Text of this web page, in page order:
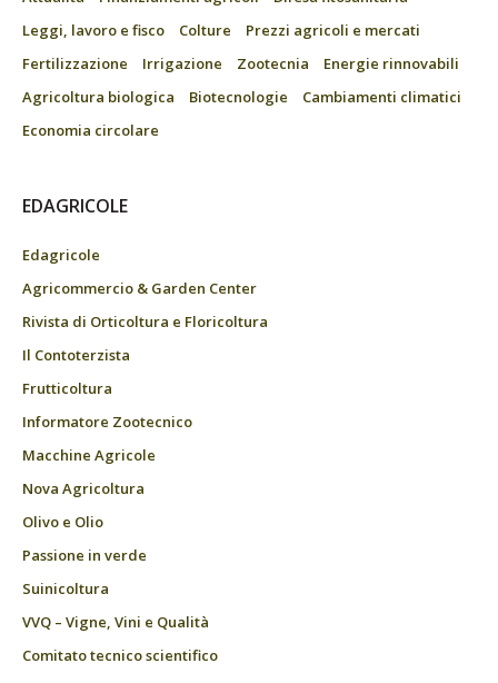
Leggi, lavoro e fisco
Colture
Prezzi agricoli e mercati
Fertilizzazione
Irrigazione Zootecnia
Energie rinnovabili
Agricoltura biologica
Biotecnologie
Cambiamenti climatici
Economia circolare
EDAGRICOLE
Edagricole
Agricommercio & Garden Center
Rivista di Orticoltura e Floricoltura
Il Contoterzista
Frutticoltura
Informatore Zootecnico
Macchine Agricole
Nova Agricoltura
Olivo e Olio
Passione in verde
Suinicoltura
VVQ – Vigne, Vini e Qualità
Comitato tecnico scientifico